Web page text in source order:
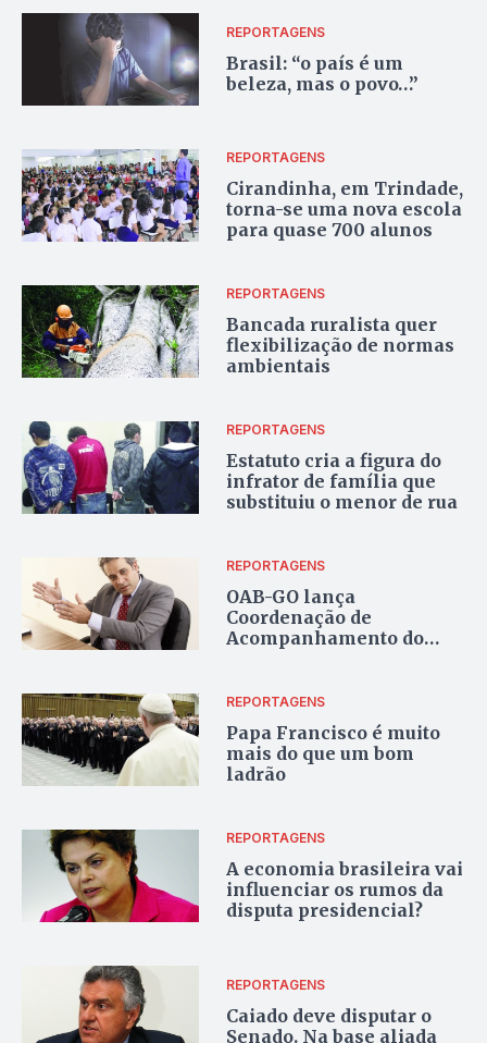
REPORTAGENS
Brasil: “o país é um
beleza, mas o povo…”
REPORTAGENS
Cirandinha, em Trindade,
torna-se uma nova escola
para quase 700 alunos
REPORTAGENS
Bancada ruralista quer
flexibilização de normas
ambientais
REPORTAGENS
Estatuto cria a figura do
infrator de família que
substituiu o menor de rua
REPORTAGENS
OAB-GO lança
Coordenação de
Acompanhamento do
REPORTAGENS
Papa Francisco é muito
mais do que um bom
ladrão
REPORTAGENS
A economia brasileira vai
influenciar os rumos da
disputa presidencial?
REPORTAGENS
Caiado deve disputar o
Senado. Na base aliada